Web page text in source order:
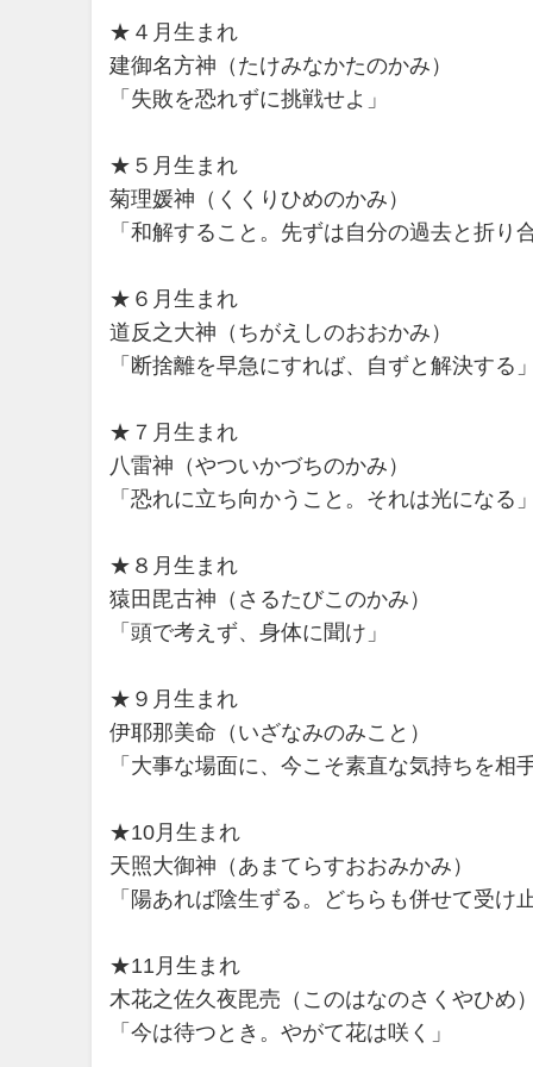
★４月生まれ
建御名方神（たけみなかたのかみ）
「失敗を恐れずに挑戦せよ」
★５月生まれ
菊理媛神（くくりひめのかみ）
「和解すること。先ずは自分の過去と折り
★６月生まれ
道反之大神（ちがえしのおおかみ）
「断捨離を早急にすれば、自ずと解決する」
★７月生まれ
八雷神（やついかづちのかみ）
「恐れに立ち向かうこと。それは光になる」
★８月生まれ
猿田毘古神（さるたびこのかみ）
「頭で考えず、身体に聞け」
★９月生まれ
伊耶那美命（いざなみのみこと）
「大事な場面に、今こそ素直な気持ちを相
★10月生まれ
天照大御神（あまてらすおおみかみ）
「陽あれば陰生ずる。どちらも併せて受け
★11月生まれ
木花之佐久夜毘売（このはなのさくやひめ）
「今は待つとき。やがて花は咲く」